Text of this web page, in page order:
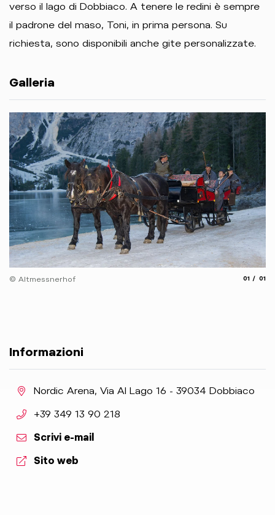
verso il lago di Dobbiaco. A tenere le redini è sempre
il padrone del maso, Toni, in prima persona. Su
richiesta, sono disponibili anche gite personalizzate.
Galleria
© Altmessnerhof 01 01
Informazioni
aria.location:
Nordic Arena, Via Al Lago 16 - 39034 Dobbiaco
aria.phone:
+39 349 13 90 218
Scrivi e-mail
aria.website:
Sito web